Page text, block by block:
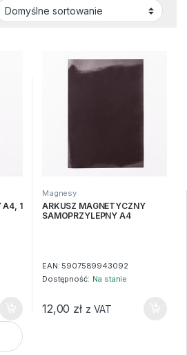
A4, 1
A4, 1 szt quantity
Magnesy
ARKUSZ MAGNETYCZNY
SAMOPRZYLEPNY A4
EAN: 5907589943092
Dostępność: Na stanie
12,00 zł z VAT